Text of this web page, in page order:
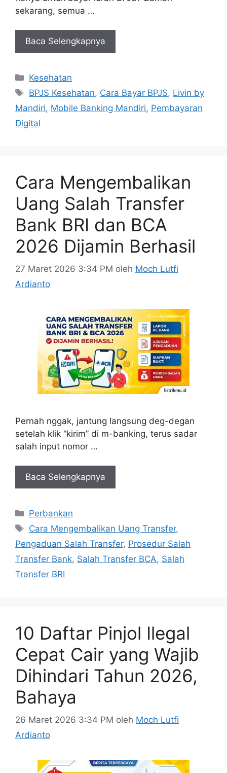
sekarang, semua …
Baca Selengkapnya
Kategori
Kesehatan
Tag
BPJS Kesehatan, Cara Bayar BPJS, Livin by
Mandiri, Mobile Banking Mandiri, Pembayaran
Digital
Cara Mengembalikan
Uang Salah Transfer
Bank BRI dan BCA
2026 Dijamin Berhasil
27 Maret 2026 3:34 PM oleh Moch Lutfi
Ardianto
Pernah nggak, jantung langsung deg-degan
setelah klik “kirim” di m-banking, terus sadar
salah input nomor …
Baca Selengkapnya
Kategori
Perbankan
Tag
Cara Mengembalikan Uang Transfer,
Pengaduan Salah Transfer, Prosedur Salah
Transfer Bank, Salah Transfer BCA, Salah
Transfer BRI
10 Daftar Pinjol Ilegal
Cepat Cair yang Wajib
Dihindari Tahun 2026,
Bahaya
26 Maret 2026 3:34 PM oleh Moch Lutfi
Ardianto